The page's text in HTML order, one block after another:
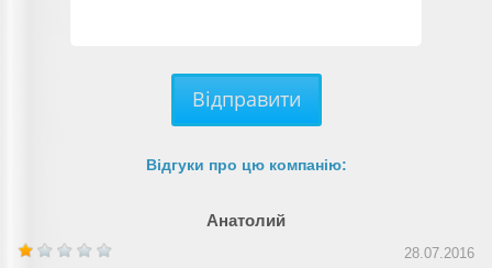
Відправити
Відгуки про цю компанію:
Анатолий
28.07.2016